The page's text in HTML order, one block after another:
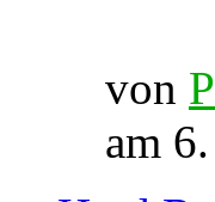
von
am